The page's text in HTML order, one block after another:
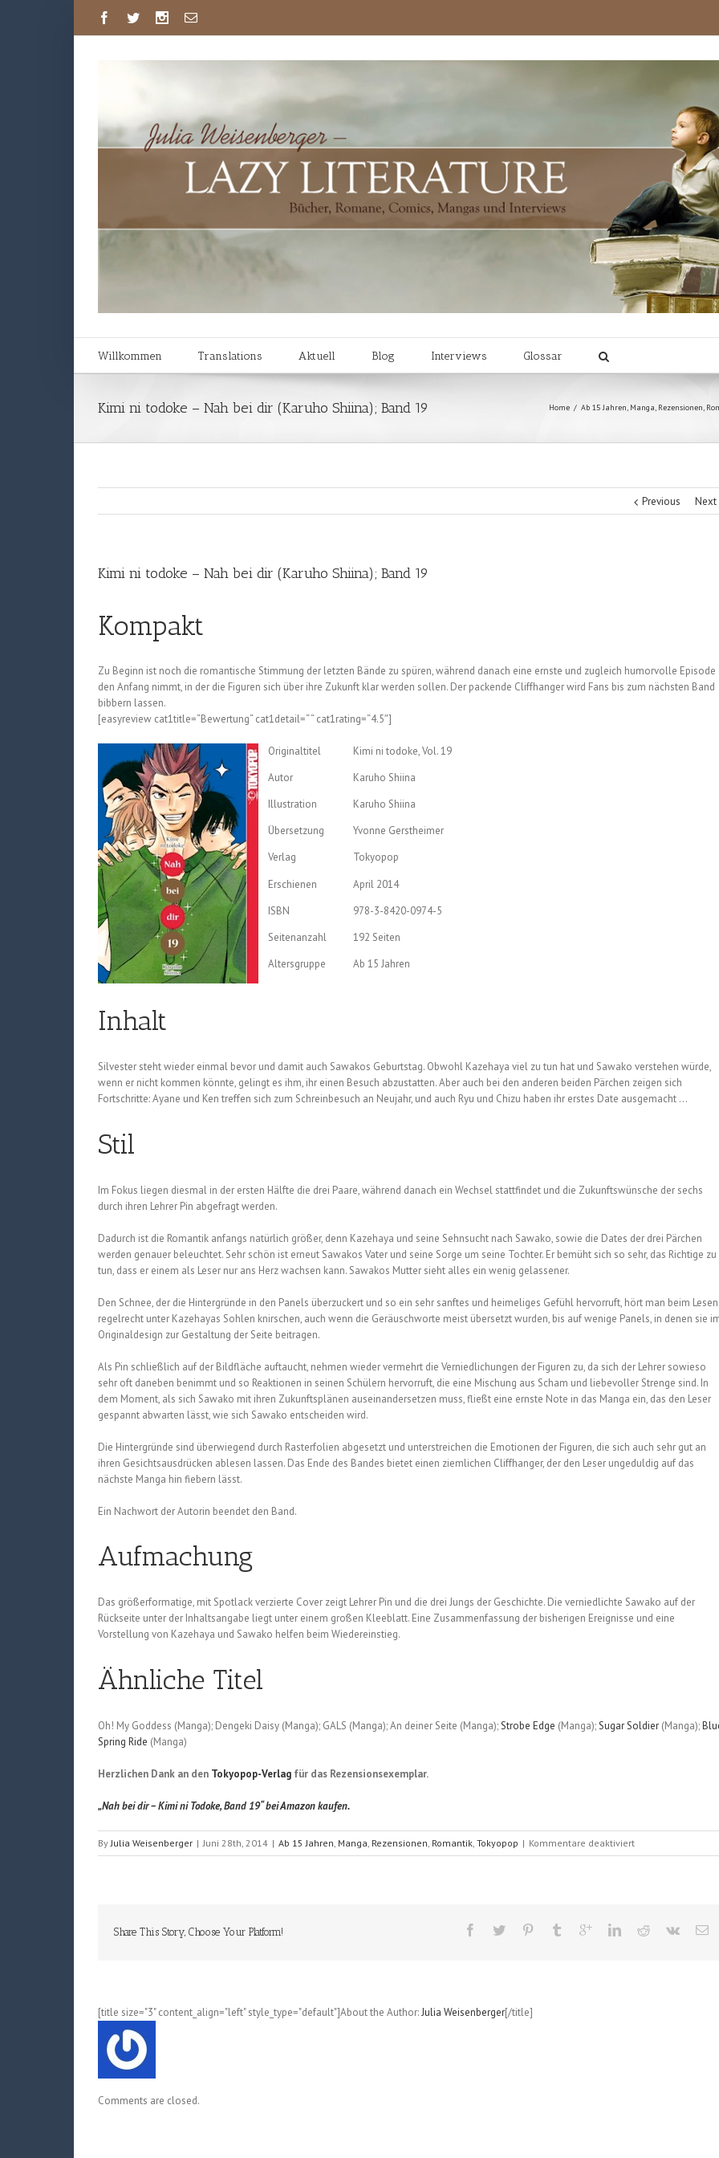
Willkommen Translations Aktuell Blog Interviews Glossar
Kimi ni todoke – Nah bei dir (Karuho Shiina); Band 19 Home / Ab 15 Jahren, Manga, Rezensionen,
Previous Next
Kimi ni todoke – Nah bei dir (Karuho Shiina); Band 19
Kompakt
Zu Beginn ist noch die romantische Stimmung der letzten Bände zu spüren, während danach eine ernste und zugleich humorvolle Episode
den Anfang nimmt, in der die Figuren sich über ihre Zukunft klar werden sollen. Der packende Cliffhanger wird Fans bis zum nächsten Band
bibbern lassen.
[easyreview cat1title=“Bewertung“ cat1detail=“ “ cat1rating=“4.5″]
Originaltitel
Kimi ni todoke, Vol. 19
Autor
Karuho Shiina
Illustration
Karuho Shiina
Übersetzung
Yvonne Gerstheimer
Verlag
Tokyopop
Erschienen
April 2014
ISBN
978-3-8420-0974-5
Seitenanzahl
192 Seiten
Altersgruppe
Ab 15 Jahren
Inhalt
Silvester steht wieder einmal bevor und damit auch Sawakos Geburtstag. Obwohl Kazehaya viel zu tun hat und Sawako verstehen würde,
wenn er nicht kommen könnte, gelingt es ihm, ihr einen Besuch abzustatten. Aber auch bei den anderen beiden Pärchen zeigen sich
Fortschritte: Ayane und Ken treffen sich zum Schreinbesuch an Neujahr, und auch Ryu und Chizu haben ihr erstes Date ausgemacht …
Stil
Im Fokus liegen diesmal in der ersten Hälfte die drei Paare, während danach ein Wechsel stattfindet und die Zukunftswünsche der sechs
durch ihren Lehrer Pin abgefragt werden.
Dadurch ist die Romantik anfangs natürlich größer, denn Kazehaya und seine Sehnsucht nach Sawako, sowie die Dates der drei Pärchen
werden genauer beleuchtet. Sehr schön ist erneut Sawakos Vater und seine Sorge um seine Tochter. Er bemüht sich so sehr, das Richtige zu
tun, dass er einem als Leser nur ans Herz wachsen kann. Sawakos Mutter sieht alles ein wenig gelassener.
Den Schnee, der die Hintergründe in den Panels überzuckert und so ein sehr sanftes und heimeliges Gefühl hervorruft, hört man beim Lesen
regelrecht unter Kazehayas Sohlen knirschen, auch wenn die Geräuschworte meist übersetzt wurden, bis auf wenige Panels, in denen sie
Originaldesign zur Gestaltung der Seite beitragen.
Als Pin schließlich auf der Bildfläche auftaucht, nehmen wieder vermehrt die Verniedlichungen der Figuren zu, da sich der Lehrer sowieso
sehr oft daneben benimmt und so Reaktionen in seinen Schülern hervorruft, die eine Mischung aus Scham und liebevoller Strenge sind. In
dem Moment, als sich Sawako mit ihren Zukunftsplänen auseinandersetzen muss, fließt eine ernste Note in das Manga ein, das den Leser
gespannt abwarten lässt, wie sich Sawako entscheiden wird.
Die Hintergründe sind überwiegend durch Rasterfolien abgesetzt und unterstreichen die Emotionen der Figuren, die sich auch sehr gut an
ihren Gesichtsausdrücken ablesen lassen. Das Ende des Bandes bietet einen ziemlichen Cliffhanger, der den Leser ungeduldig auf das
nächste Manga hin fiebern lässt.
Ein Nachwort der Autorin beendet den Band.
Aufmachung
Das größerformatige, mit Spotlack verzierte Cover zeigt Lehrer Pin und die drei Jungs der Geschichte. Die verniedlichte Sawako auf der
Rückseite unter der Inhaltsangabe liegt unter einem großen Kleeblatt. Eine Zusammenfassung der bisherigen Ereignisse und eine
Vorstellung von Kazehaya und Sawako helfen beim Wiedereinstieg.
Ähnliche Titel
Oh! My Goddess (Manga); Dengeki Daisy (Manga); GALS (Manga); An deiner Seite (Manga);Strobe Edge (Manga);Sugar Soldier (Manga);
Spring Ride (Manga)
Herzlichen Dank an den Tokyopop-Verlag für das Rezensionsexemplar.
„Nah bei dir – Kimi ni Todoke, Band 19“ bei Amazon kaufen.
By Julia Weisenberger | Juni 28th, 2014 | Ab 15 Jahren Manga Rezensionen Romantik Tokyopop | Kommentare deaktiviertfür
Kimi
bei
Share This Story, Choose Your Platform!
[title size="3" content_align="left" style_type="default"]About the Author:Julia Weisenberger[/title]
Comments are closed.